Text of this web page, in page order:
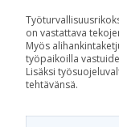
on vastattava
Myös
työpaikoilla
Lisäksi
tehtävänsä.